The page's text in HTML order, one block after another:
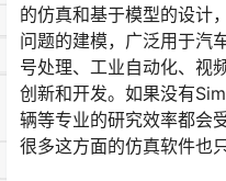
的仿真和基于模型的设计
问题的建模，广泛用于汽
号处理、工业自动化、视
创新和开发。如果没有
辆等专业的研究效率都会
很多这方面的仿真软件也